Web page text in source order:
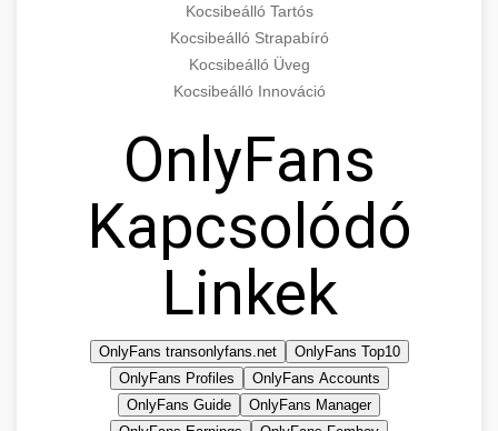
Kocsibeálló Tartós
Kocsibeálló Strapabíró
Kocsibeálló Üveg
Kocsibeálló Innováció
OnlyFans
Kapcsolódó
Linkek
OnlyFans transonlyfans.net
OnlyFans Top10
OnlyFans Profiles
OnlyFans Accounts
OnlyFans Guide
OnlyFans Manager